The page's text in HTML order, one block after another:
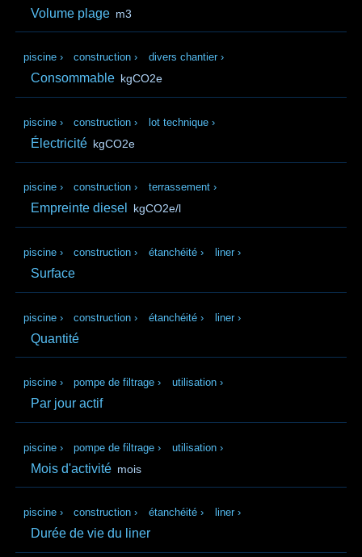
Volume plage m3
piscine › construction › divers chantier ›
Consommable kgCO2e
piscine › construction › lot technique ›
Électricité kgCO2e
piscine › construction › terrassement ›
Empreinte diesel kgCO2e/l
piscine › construction › étanchéité › liner ›
Surface
piscine › construction › étanchéité › liner ›
Quantité
piscine › pompe de filtrage › utilisation ›
Par jour actif
piscine › pompe de filtrage › utilisation ›
Mois d'activité mois
piscine › construction › étanchéité › liner ›
Durée de vie du liner